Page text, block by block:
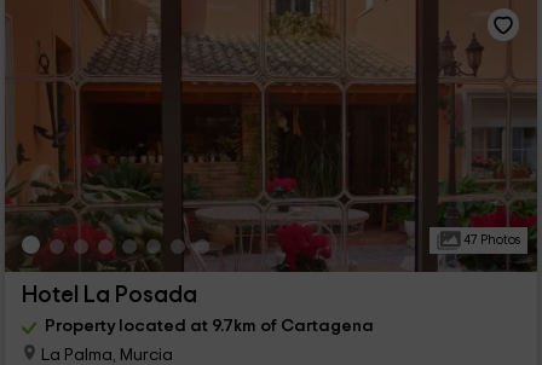
47 Photos
Hotel La Posada
Property located at 9.7km of Cartagena
La Palma, Murcia